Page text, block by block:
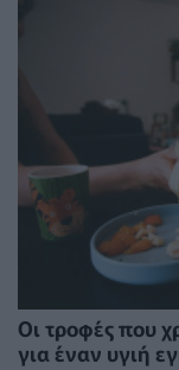
Οι τροφές που
για έναν υγιή